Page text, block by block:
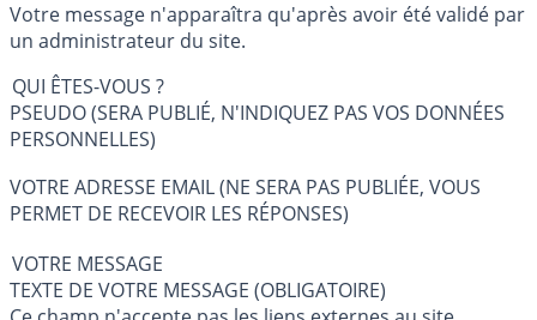
Votre message n'apparaîtra qu'après avoir été validé par
un administrateur du site.
QUI ÊTES-VOUS ?
PSEUDO (SERA PUBLIÉ, N'INDIQUEZ PAS VOS DONNÉES
PERSONNELLES)
VOTRE ADRESSE EMAIL (NE SERA PAS PUBLIÉE, VOUS
PERMET DE RECEVOIR LES RÉPONSES)
VOTRE MESSAGE
TEXTE DE VOTRE MESSAGE (OBLIGATOIRE)